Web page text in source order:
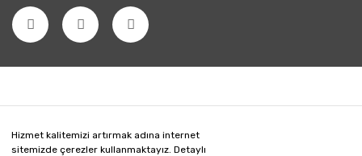
Hizmet kalitemizi artırmak adına internet
sitemizde çerezler kullanmaktayız. Detaylı